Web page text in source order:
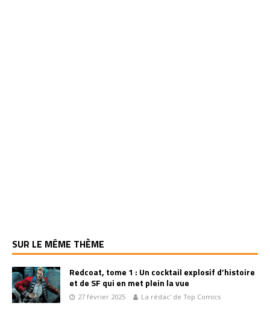
SUR LE MÊME THÈME
Redcoat, tome 1 : Un cocktail explosif d’histoire
et de SF qui en met plein la vue
27 février 2025 La rédac' de Top Comics